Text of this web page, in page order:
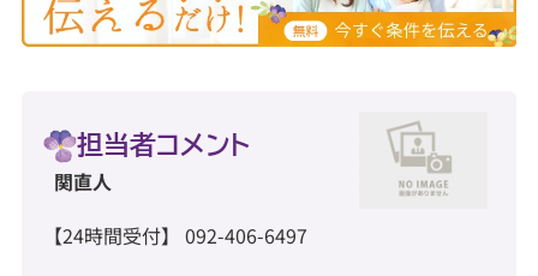
担当者コメント
関直人
【24時間受付】 092-406-6497